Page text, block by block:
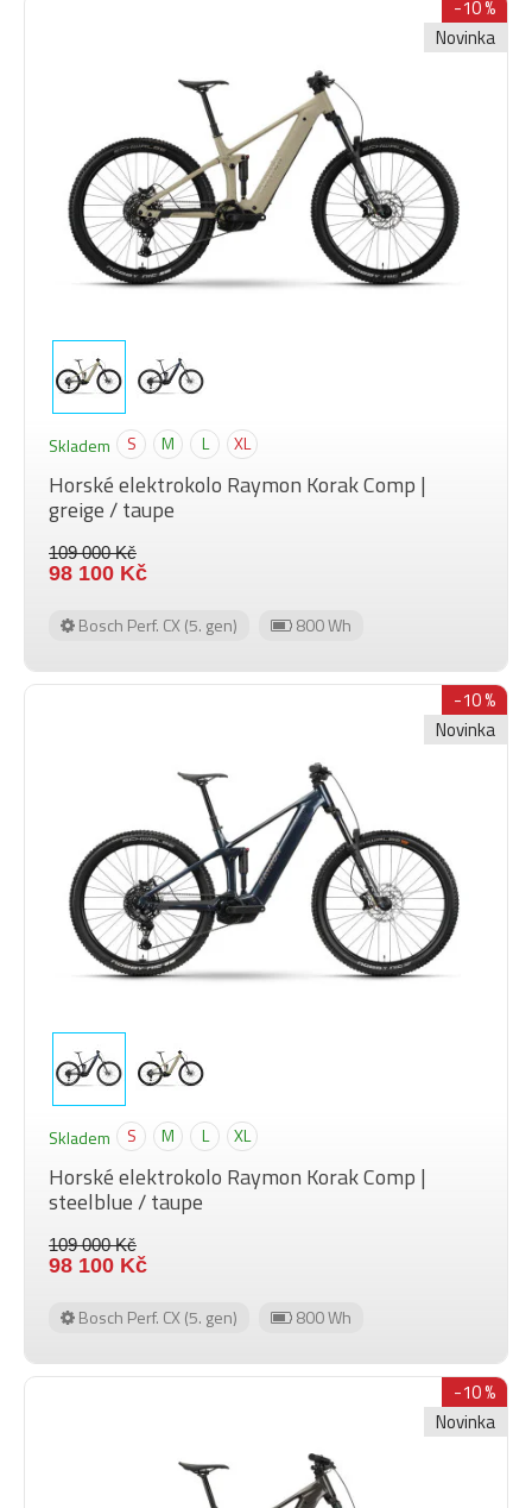
-10 %
Novinka
Skladem S M L XL
Horské elektrokolo Raymon Korak Comp |
greige / taupe
109 000 Kč
98 100 Kč
Bosch Perf. CX (5. gen) 800 Wh
-10 %
Novinka
Skladem S M L XL
Horské elektrokolo Raymon Korak Comp |
steelblue / taupe
109 000 Kč
98 100 Kč
Bosch Perf. CX (5. gen) 800 Wh
-10 %
Novinka